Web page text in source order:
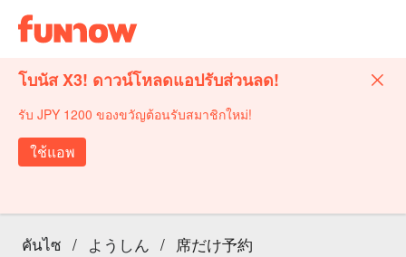
โบนัส X3! ดาวน์โหลดแอปรับส่วนลด!
รับ JPY 1200 ของขวัญต้อนรับสมาชิกใหม่!
ใช้แอพ
คันไซ / ようしん / 席だけ予約